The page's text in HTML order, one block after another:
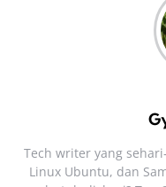
Tech writer yang
Linux Ubuntu, dan